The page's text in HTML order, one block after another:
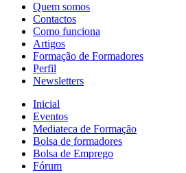
Quem somos
Contactos
Como funciona
Artigos
Formação de Formadores
Perfil
Newsletters
Inicial
Eventos
Mediateca de Formação
Bolsa de formadores
Bolsa de Emprego
Fórum